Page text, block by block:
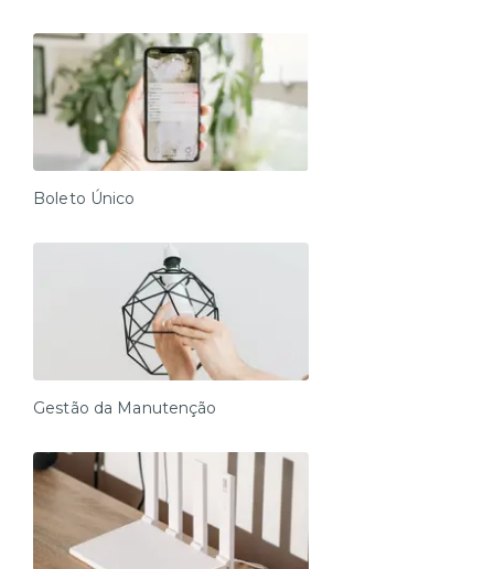
Boleto Único
Gestão da Manutenção